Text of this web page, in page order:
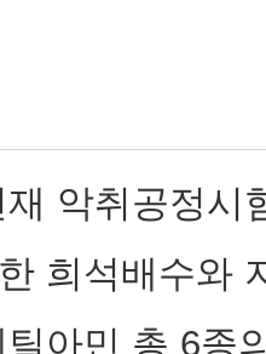
악취공정시
희석배수와
아민 총 6종